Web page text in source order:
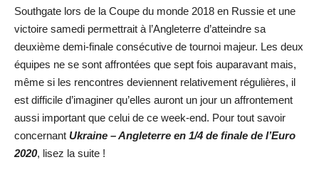
Southgate lors de la Coupe du monde 2018 en Russie et une
victoire samedi permettrait à l’Angleterre d’atteindre sa
deuxième demi-finale consécutive de tournoi majeur. Les deux
équipes ne se sont affrontées que sept fois auparavant mais,
même si les rencontres deviennent relativement régulières, il
est difficile d’imaginer qu’elles auront un jour un affrontement
aussi important que celui de ce week-end. Pour tout savoir
concernant Ukraine – Angleterre en 1/4 de finale de l’Euro
2020, lisez la suite !